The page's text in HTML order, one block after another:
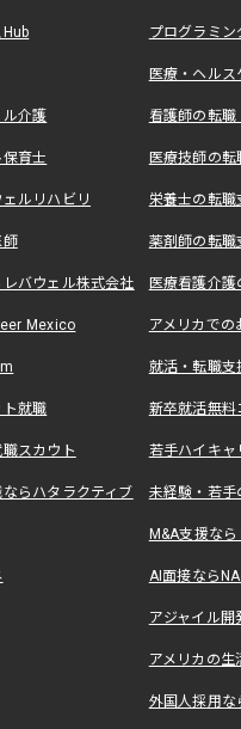
プログラミ
医療・ヘル
介護 看護師の転
育士 医療技師の
ルリハビリ 栄養士の転
師 薬剤師の転
バウェル株式会社 医療看護介
Mexico アメリカで
就活・転職
就職 新卒就活無料
スカウト 若手ハイキ
らハタラクティブ 未経験・若手
M&A支援な
AI面接なら
アジャイル
アメリカの
外国人採用